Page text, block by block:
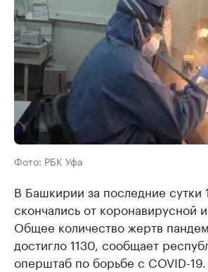
Фото: РБК Уфа
В Башкирии за последние сутки
скончались от коронавирусной
Общее количество жертв
достигло 1130, сообщает
оперштаб по борьбе с COVID-19.